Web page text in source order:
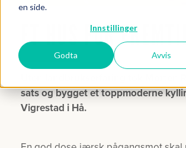
en side.
Innstillinger
Godta Avvis
ET HUS FOR
Uten landbrukserfaring tok Morten
sats og bygget et toppmoderne
Vigrestad i Hå.